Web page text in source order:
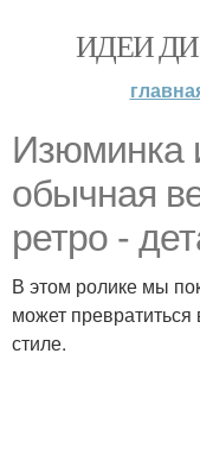
ИДЕИ
Изюминка
обычная
ретро -
В этом ролике мы
может
стиле.